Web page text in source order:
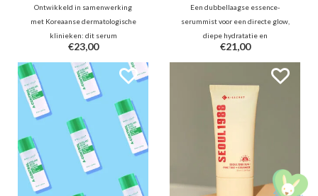
Ontwikkeld in samenwerking
met Koreaanse dermatologische
klinieken: dit serum
geformuleerd met 0,1% zalm-
PDRN met geëncapsuleerde
vitamine C en niacinamide,
herstelt de huidbarrière,
vervaagt pigmentvlekken en laat
de vermoeide huid weer stralen.
€23,00
Een dubbellaagse essence-
serummist voor een directe glow,
diepe hydratatie en
barrièreherstel in één spray.
Aangedreven door PDRN om de
huid te vernieuwen en te
herstellen, verhoogt het de
veerkracht voor een stralende,
gezonde teint. Schud, spray en
€21,00